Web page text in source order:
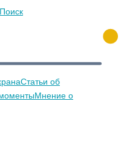
Поиск
Статьи об
Мнение о